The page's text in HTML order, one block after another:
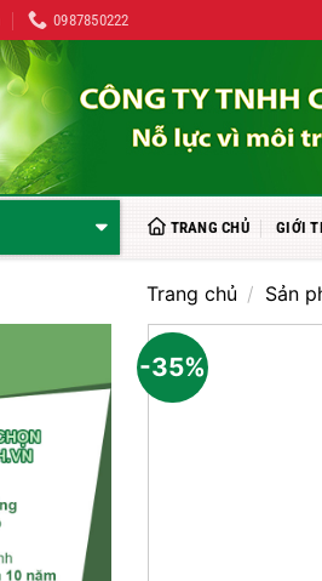
0987850222
TRANG CHỦ GIỚI
Trang chủ / Sản
-35%